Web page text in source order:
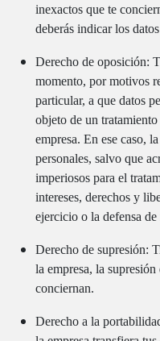
inexactos que te
deberás indicar los
Derecho de oposición:
momento, por motivos
particular, a que datos
objeto de un
empresa. En ese caso,
personales, salvo que
imperiosos para el
intereses, derechos y
ejercicio o la defensa de
Derecho de supresión:
la empresa, la
conciernan.
Derecho a la